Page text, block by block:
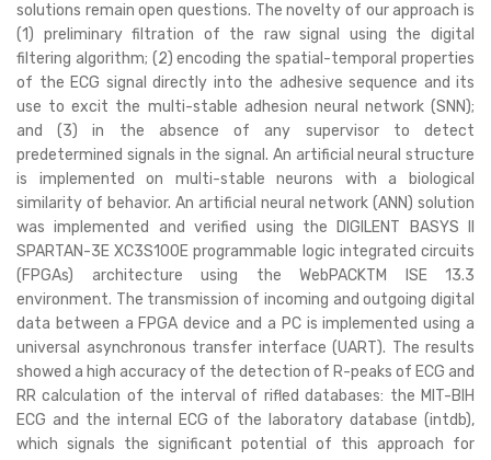
solutions remain open questions. The novelty of our approach is
(1) preliminary filtration of the raw signal using the digital
filtering algorithm; (2) encoding the spatial-temporal properties
of the ECG signal directly into the adhesive sequence and its
use to excit the multi-stable adhesion neural network (SNN);
and (3) in the absence of any supervisor to detect
predetermined signals in the signal. An artificial neural structure
is implemented on multi-stable neurons with a biological
similarity of behavior. An artificial neural network (ANN) solution
was implemented and verified using the DIGILENT BASYS II
SPARTAN-3E XC3S100E programmable logic integrated circuits
(FPGAs) architecture using the WebPACKTM ISE 13.3
environment. The transmission of incoming and outgoing digital
data between a FPGA device and a PC is implemented using a
universal asynchronous transfer interface (UART). The results
showed a high accuracy of the detection of R-peaks of ECG and
RR calculation of the interval of rifled databases: the MIT-BIH
ECG and the internal ECG of the laboratory database (intdb),
which signals the significant potential of this approach for